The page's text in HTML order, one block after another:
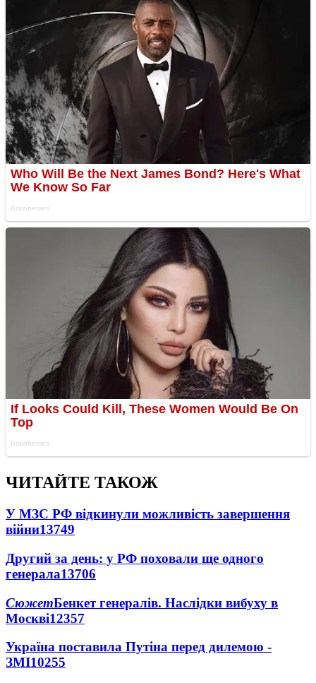
ЧИТАЙТЕ ТАКОЖ
У МЗС РФ відкинули можливість завершення
війни13749
Другий за день: у РФ поховали ще одного
генерала13706
СюжетБенкет генералів. Наслідки вибуху в
Москві12357
Україна поставила Путіна перед дилемою -
ЗМІ10255